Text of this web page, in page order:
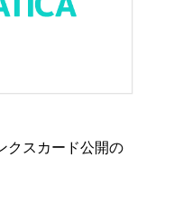
クスカード公開の